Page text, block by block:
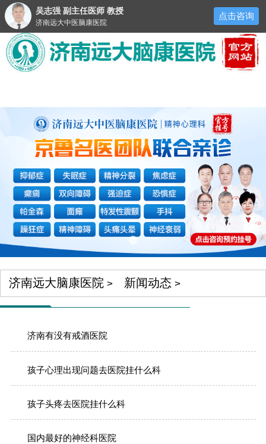
济南远大脑康医院 > 新闻动态 >
济南有没有戒酒医院
孩子心理出现问题去医院挂什么科
孩子头疼去医院挂什么科
国内最好的神经科医院
吴志强 副主任医师 教授
济南远大中医脑康医院
点击咨询